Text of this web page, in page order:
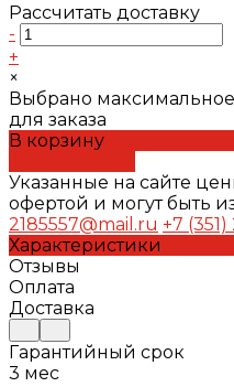
Рассчитать доставку
-
+
×
Выбрано максимальное
для заказа
В корзину
Указанные на сайте
офертой и могут быть
2185557@mail.ru +7 (351)
Характеристики
Отзывы
Оплата
Доставка
Гарантийный срок
3 мес